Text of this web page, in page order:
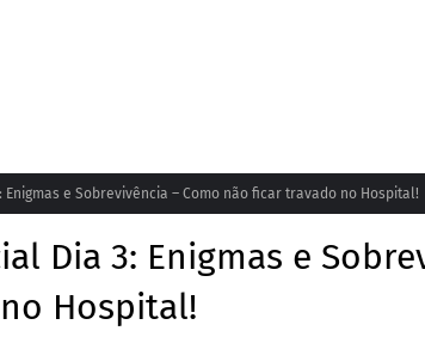
Enigmas e Sobrevivência – Como não ficar travado no Hospital!
Dia 3: Enigmas e
Hospital!